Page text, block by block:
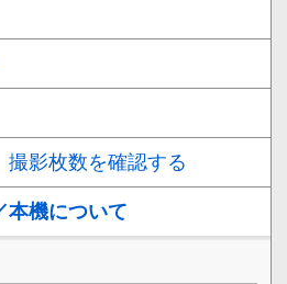
撮影枚数を確認する
本機について